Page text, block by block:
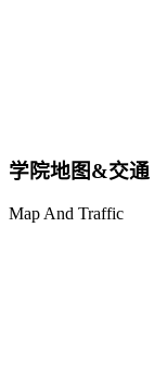
学院地图&交通
Map And Traffic